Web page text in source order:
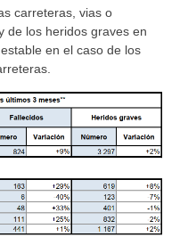
carreteras, vias o
de los heridos graves en
en el caso de los